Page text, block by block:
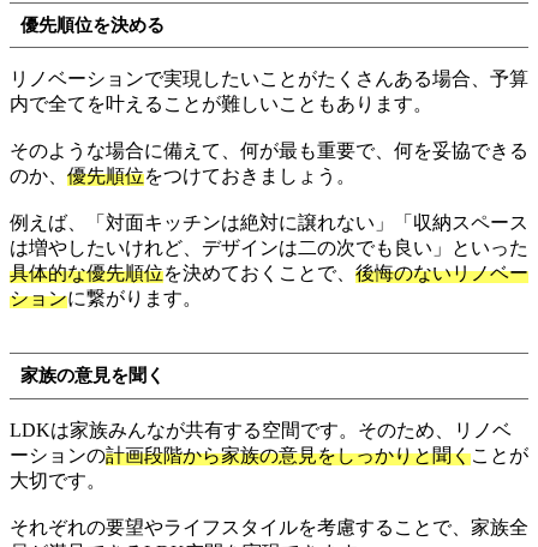
優先順位を決める
リノベーションで実現したいことがたくさんある場合、予算
内で全てを叶えることが難しいこともあります。
そのような場合に備えて、何が最も重要で、何を妥協できる
のか、 優先順位をつけておきましょう。
例えば、「対面キッチンは絶対に譲れない」「収納スペース
は増やしたいけれど、デザインは二の次でも良い」といった
具体的な優先順位を決めておくことで、 後悔のないリノベー
ションに繋がります。
家族の意見を聞く
LDKは家族みんなが共有する空間です。そのため、リノベ
ーションの計画段階から家族の意見をしっかりと聞くことが
大切です。
それぞれの要望やライフスタイルを考慮することで、家族全